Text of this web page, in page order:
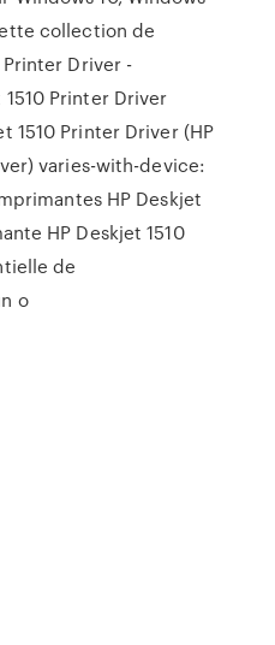
collection de
Driver -
Printer Driver
1510 Printer Driver (HP
varies-with-device:
HP Deskjet
HP Deskjet 1510
de
o